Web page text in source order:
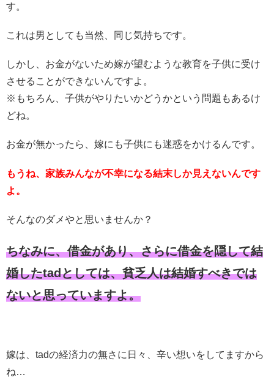
す。
これは男としても当然、同じ気持ちです。
しかし、お金がないため嫁が望むような教育を子供に受け
させることができないんですよ。
※もちろん、子供がやりたいかどうかという問題もあるけ
どね。
お金が無かったら、嫁にも子供にも迷惑をかけるんです。
もうね、家族みんなが不幸になる結末しか見えないんです
よ。
そんなのダメやと思いませんか？
ちなみに、借金があり、さらに借金を隠して結
婚したtadとしては、貧乏人は結婚すべきでは
ないと思っていますよ。
嫁は、tadの経済力の無さに日々、辛い想いをしてますから
ね…